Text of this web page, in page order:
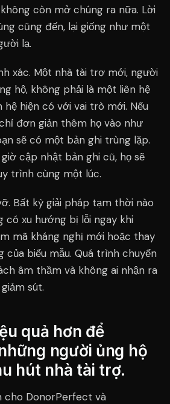
còn mở chúng ra nữa. Lời
cũng đến, lại giống như một
lạ.
xác. Một nhà tài trợ mới, người
hộ, không phải là một liên hệ
hệ hiện có với vai trò mới. Nếu
đơn giản thêm họ vào như
sẽ có một bản ghi trùng lặp.
cập nhật bản ghi cũ, họ sẽ
trình cùng một lúc.
Bất kỳ giải pháp tạm thời nào
có xu hướng bị lỗi ngay khi
mã kháng nghị mới hoặc thay
của biểu mẫu. Quá trình chuyển
âm thầm và không ai nhận ra
sút.
quả hơn để
người ủng hộ
hút nhà tài trợ.
cho DonorPerfect và